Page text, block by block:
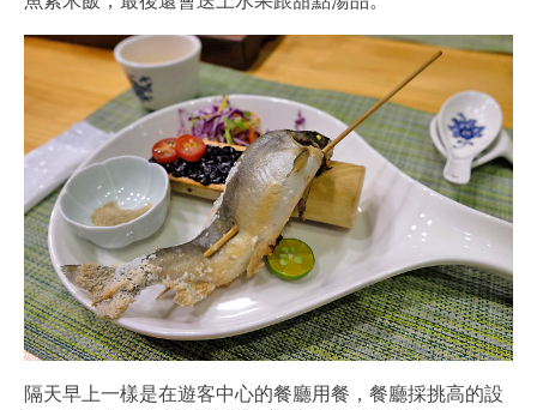
隔天早上一樣是在遊客中心的餐廳用餐，餐廳採挑高的設